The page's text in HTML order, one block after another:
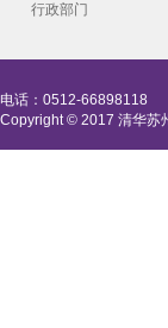
行政部门
电话：0512-66898118
Copyright © 2017 清华苏